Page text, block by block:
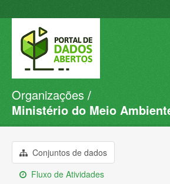
Conjuntos de dados
Organizações
Sobre
Organizações
Ministério do Meio
Conjuntos de dados
Fluxo de Atividades